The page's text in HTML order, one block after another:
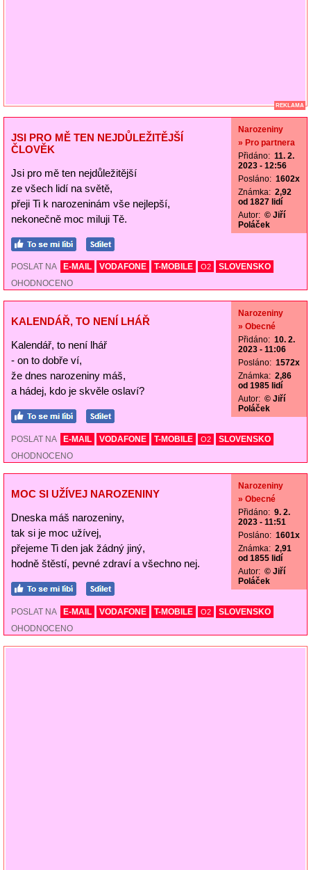
REKLAMA
JSI PRO MĚ TEN NEJDŮLEŽITĚJŠÍ
ČLOVĚK
Jsi pro mě ten nejdůležitější
ze všech lidí na světě,
přeji Ti k narozeninám vše nejlepší,
nekonečně moc miluji Tě.
Narozeniny
» Pro partnera
Přidáno: 11. 2.
2023 - 12:56
Posláno: 1602x
Známka: 2,92
od 1827 lidí
Autor: © Jiří
Poláček
POSLAT NA E-MAIL VODAFONE T-MOBILE O2
SLOVENSKO
OHODNOCENO
KALENDÁŘ, TO NENÍ LHÁŘ
Kalendář, to není lhář
- on to dobře ví,
že dnes narozeniny máš,
a hádej, kdo je skvěle oslaví?
Narozeniny
» Obecné
Přidáno: 10. 2.
2023 - 11:06
Posláno: 1572x
Známka: 2,86
od 1985 lidí
Autor: © Jiří
Poláček
POSLAT NA E-MAIL VODAFONE T-MOBILE O2
SLOVENSKO
OHODNOCENO
MOC SI UŽÍVEJ NAROZENINY
Dneska máš narozeniny,
tak si je moc užívej,
přejeme Ti den jak žádný jiný,
hodně štěstí, pevné zdraví a všechno nej.
Narozeniny
» Obecné
Přidáno: 9. 2.
2023 - 11:51
Posláno: 1601x
Známka: 2,91
od 1855 lidí
Autor: © Jiří
Poláček
POSLAT NA E-MAIL VODAFONE T-MOBILE O2
SLOVENSKO
OHODNOCENO